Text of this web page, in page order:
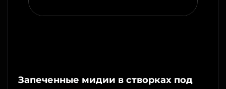
Запеченные мидии в створках под